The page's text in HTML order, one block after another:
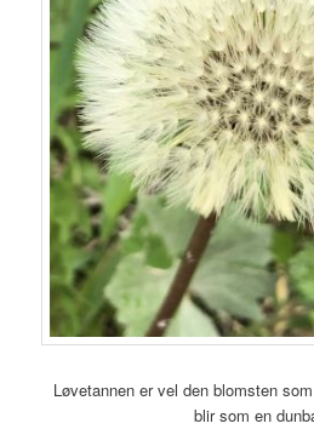
Løvetannen er vel den blomsten
blir som en